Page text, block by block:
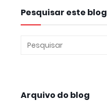
Pesquisar este blog
Arquivo do blog